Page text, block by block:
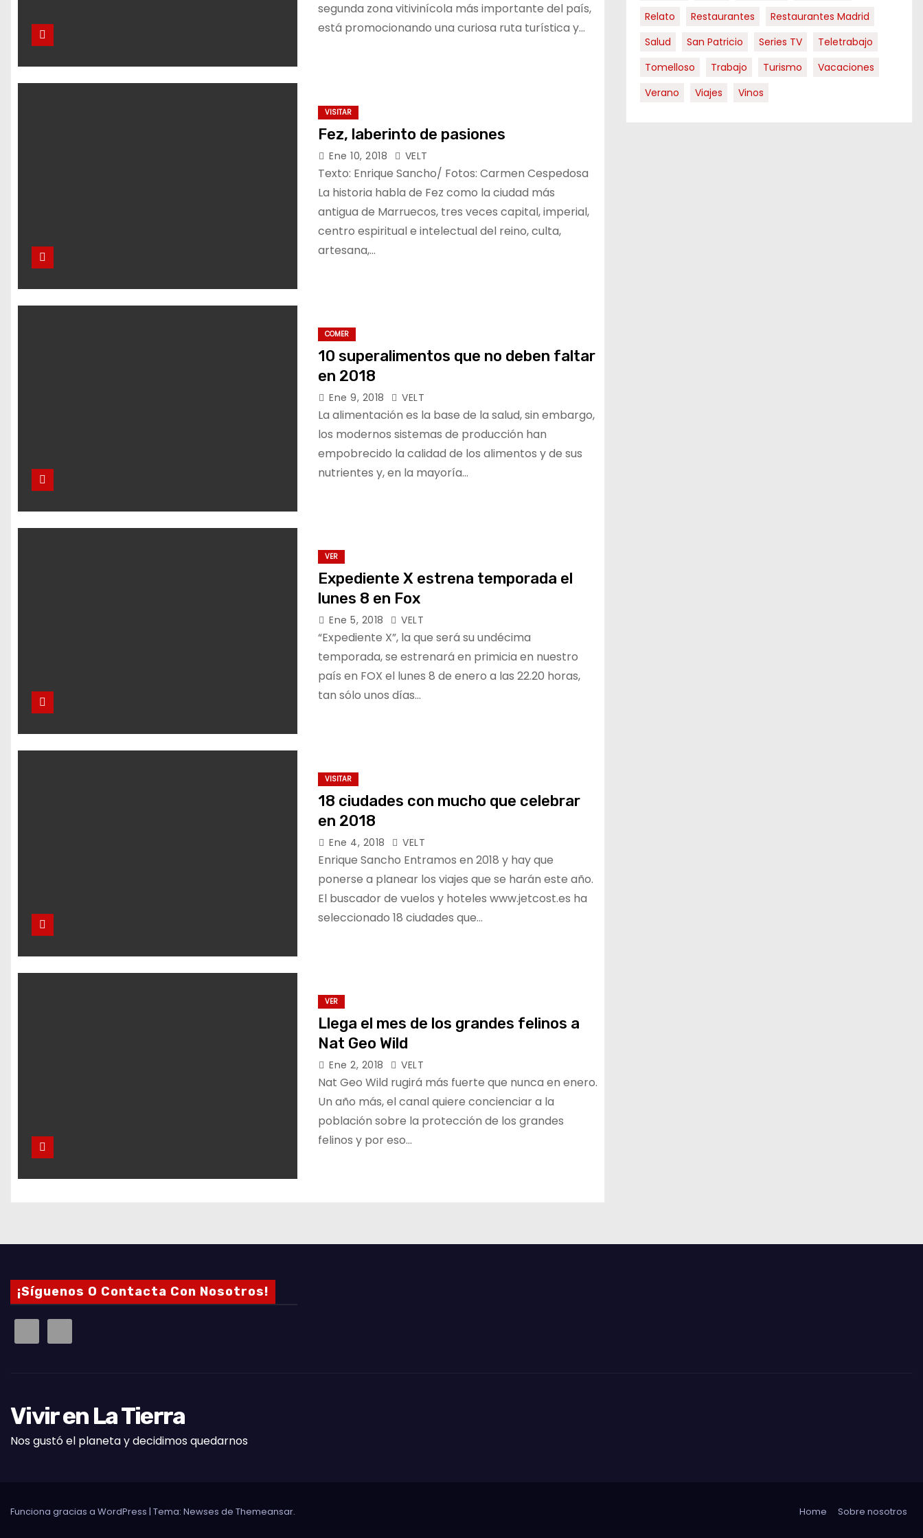
segunda zona vitivinícola más importante del país,
está promocionando una curiosa ruta turística y…
VISITAR
Fez, laberinto de pasiones
Ene 10, 2018 VELT
Texto: Enrique Sancho/ Fotos: Carmen Cespedosa
La historia habla de Fez como la ciudad más
antigua de Marruecos, tres veces capital, imperial,
centro espiritual e intelectual del reino, culta,
artesana,…
COMER
10 superalimentos que no deben faltar
en 2018
Ene 9, 2018 VELT
La alimentación es la base de la salud, sin embargo,
los modernos sistemas de producción han
empobrecido la calidad de los alimentos y de sus
nutrientes y, en la mayoría…
VER
Expediente X estrena temporada el
lunes 8 en Fox
Ene 5, 2018 VELT
“Expediente X”, la que será su undécima
temporada, se estrenará en primicia en nuestro
país en FOX el lunes 8 de enero a las 22.20 horas,
tan sólo unos días…
VISITAR
18 ciudades con mucho que celebrar
en 2018
Ene 4, 2018 VELT
Enrique Sancho Entramos en 2018 y hay que
ponerse a planear los viajes que se harán este año.
El buscador de vuelos y hoteles www.jetcost.es ha
seleccionado 18 ciudades que…
VER
Llega el mes de los grandes felinos a
Nat Geo Wild
Ene 2, 2018 VELT
Nat Geo Wild rugirá más fuerte que nunca en enero.
Un año más, el canal quiere concienciar a la
población sobre la protección de los grandes
felinos y por eso…
Relato Restaurantes
Restaurantes Madrid
Salud
San Patricio Series TV
Teletrabajo
Tomelloso
Trabajo Turismo
Vacaciones
Verano
Viajes Vinos
¡Síguenos O Contacta Con Nosotros!
Vivir en La Tierra
Nos gustó el planeta y decidimos quedarnos
Funciona gracias a WordPress | Tema: Newses de Themeansar. Home Sobre nosotros